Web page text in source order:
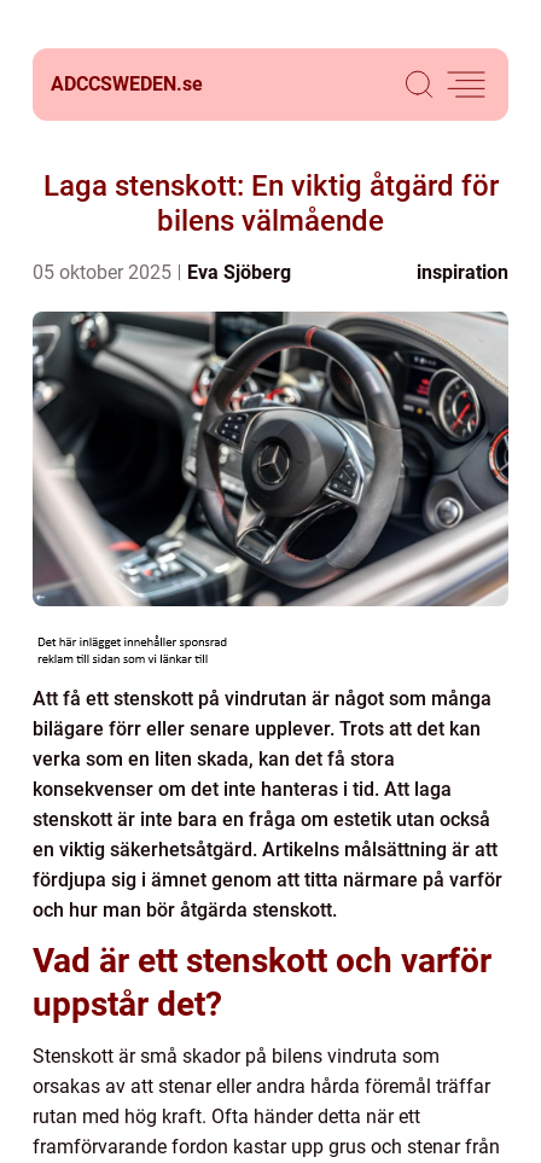
ADCCSWEDEN.se
Laga stenskott: En viktig åtgärd för
bilens välmående
05 oktober 2025 Eva Sjöberg inspiration
Att få ett stenskott på vindrutan är något som många
bilägare förr eller senare upplever. Trots att det kan
verka som en liten skada, kan det få stora
konsekvenser om det inte hanteras i tid. Att laga
stenskott är inte bara en fråga om estetik utan också
en viktig säkerhetsåtgärd. Artikelns målsättning är att
fördjupa sig i ämnet genom att titta närmare på varför
och hur man bör åtgärda stenskott.
Vad är ett stenskott och varför
uppstår det?
Stenskott är små skador på bilens vindruta som
orsakas av att stenar eller andra hårda föremål träffar
rutan med hög kraft. Ofta händer detta när ett
framförvarande fordon kastar upp grus och stenar från